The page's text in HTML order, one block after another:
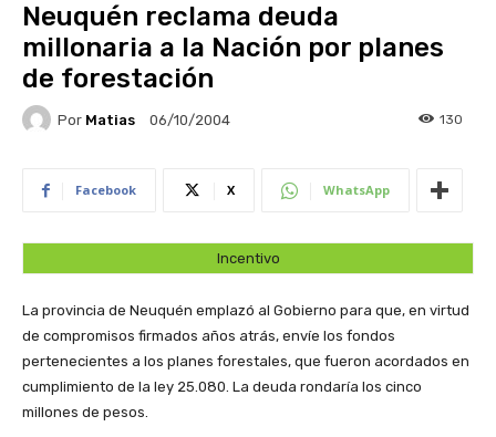
Neuquén reclama deuda
millonaria a la Nación por planes
de forestación
Por Matias 06/10/2004 130
Facebook X WhatsApp
Incentivo
La provincia de Neuquén emplazó al Gobierno para que, en virtud
de compromisos firmados años atrás, envíe los fondos
pertenecientes a los planes forestales, que fueron acordados en
cumplimiento de la ley 25.080. La deuda rondaría los cinco
millones de pesos.